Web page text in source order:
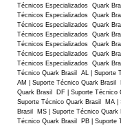
Técnicos Especializados Quark
Técnicos Especializados Quark
Técnicos Especializados Quark
Técnicos Especializados Quark
Técnicos Especializados Quark
Técnicos Especializados Quark
Técnicos Especializados Quark
Técnico Quark Brasil AL | Suporte
AM | Suporte Técnico Quark
Quark Brasil DF | Suporte Técnico
Suporte Técnico Quark Brasil MA |
Brasil MS | Suporte Técnico
Técnico Quark Brasil PB | Suporte